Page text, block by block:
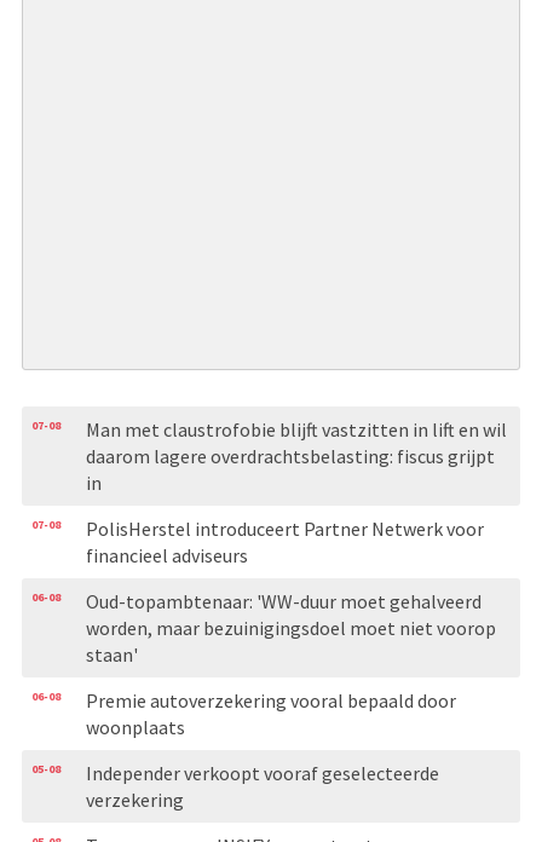
07-08
Man met claustrofobie blijft vastzitten in lift en wil
daarom lagere overdrachtsbelasting: fiscus grijpt
in
07-08
PolisHerstel introduceert Partner Netwerk voor
financieel adviseurs
06-08
Oud-topambtenaar: 'WW-duur moet gehalveerd
worden, maar bezuinigingsdoel moet niet voorop
staan'
06-08
Premie autoverzekering vooral bepaald door
woonplaats
05-08
Independer verkoopt vooraf geselecteerde
verzekering